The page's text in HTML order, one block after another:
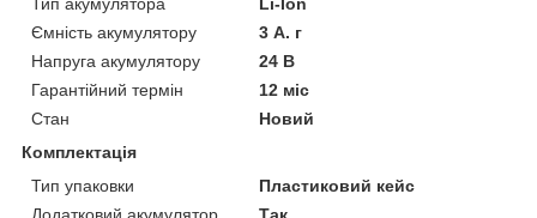
Ємність акумулятору
3 А. г
Напруга акумулятору
24 В
Гарантійний термін
12 міс
Стан
Новий
Комплектація
Тип упаковки
Пластиковий кейс
Додатковий акумулятор
Так